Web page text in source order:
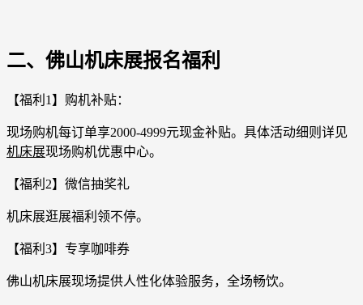
二、佛山机床展报名福利
【福利1】购机补贴：
现场购机每订单享2000-4999元现金补贴。具体活动细则详见
机床展现场购机优惠中心。
【福利2】微信抽奖礼
机床展逛展福利领不停。
【福利3】专享咖啡券
佛山机床展现场提供人性化体验服务，全场畅饮。